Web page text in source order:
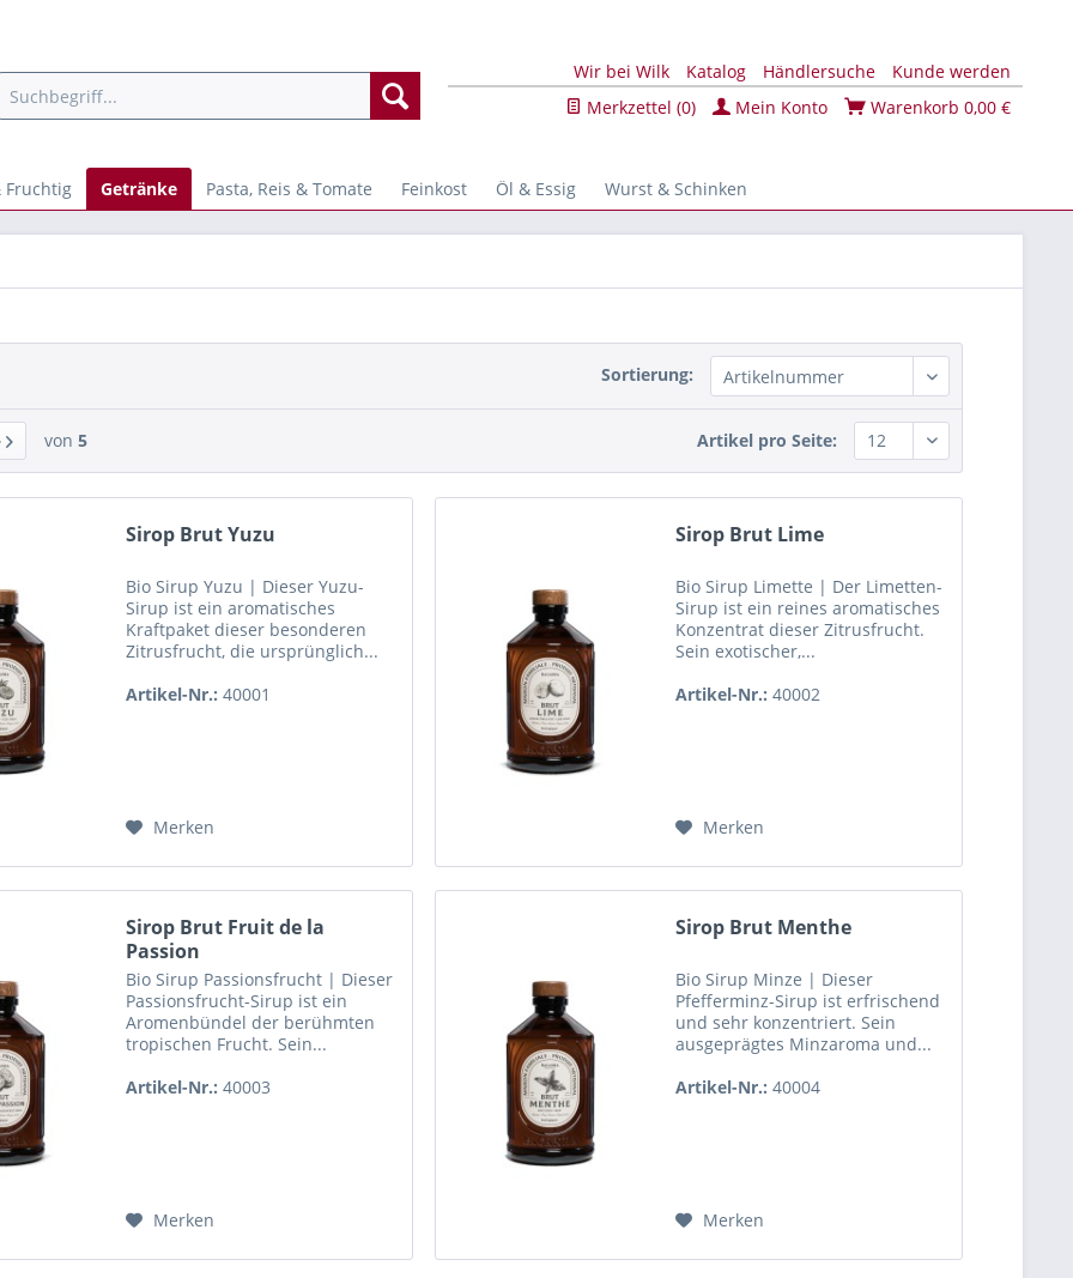
Wir bei Wilk Katalog Händlersuche
Kunde werden
Merkzettel (0) Mein Konto Warenkorb 0,00 €
Fruchtig Getränke Pasta, Reis & Tomate Feinkost Öl & Essig Wurst & Schinken
Sortierung:
von 5 Artikel pro Seite:
Sirop Brut Yuzu
Bio Sirup Yuzu | Dieser Yuzu-
Sirup ist ein aromatisches
Kraftpaket dieser besonderen
Zitrusfrucht, die ursprünglich...
Artikel-Nr.: 40001
Merken
Sirop Brut Lime
Bio Sirup Limette | Der Limetten-
Sirup ist ein reines aromatisches
Konzentrat dieser Zitrusfrucht.
Sein exotischer,...
Artikel-Nr.: 40002
Merken
Sirop Brut Fruit de la
Passion
Bio Sirup Passionsfrucht | Dieser
Passionsfrucht-Sirup ist ein
Aromenbündel der berühmten
tropischen Frucht. Sein...
Artikel-Nr.: 40003
Merken
Sirop Brut Menthe
Bio Sirup Minze | Dieser
Pfefferminz-Sirup ist erfrischend
und sehr konzentriert. Sein
ausgeprägtes Minzaroma und...
Artikel-Nr.: 40004
Merken